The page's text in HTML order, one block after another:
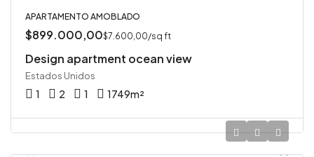
APARTAMENTO AMOBLADO
$899.000,00$7.600,00/sq ft
Design apartment ocean view
Estados Unidos
1 2 1 1749m²